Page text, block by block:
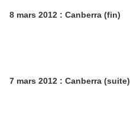
8 mars 2012 : Canberra (fin)
7 mars 2012 : Canberra (suite)